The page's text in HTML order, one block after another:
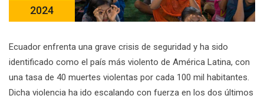
2024
Ecuador enfrenta una grave crisis de seguridad y ha sido
identificado como el país más violento de América Latina, con
una tasa de 40 muertes violentas por cada 100 mil habitantes.
Dicha violencia ha ido escalando con fuerza en los dos últimos